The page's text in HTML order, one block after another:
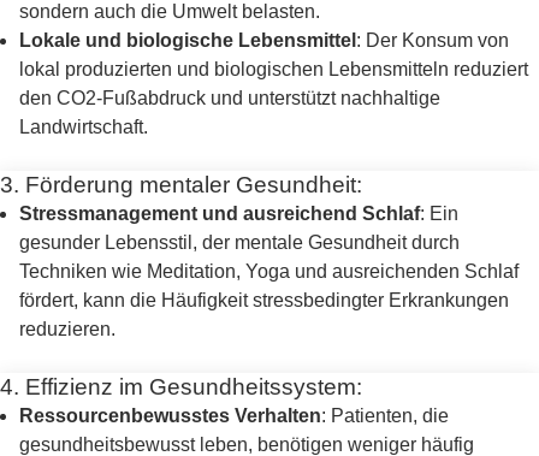
sondern auch die Umwelt belasten.
Lokale und biologische Lebensmittel : Der Konsum von
lokal produzierten und biologischen Lebensmitteln reduziert
den CO2-Fußabdruck und unterstützt nachhaltige
Landwirtschaft.
3. Förderung mentaler Gesundheit:
Stressmanagement und ausreichend Schlaf: Ein
gesunder Lebensstil, der mentale Gesundheit durch
Techniken wie Meditation, Yoga und ausreichenden Schlaf
fördert, kann die Häufigkeit stressbedingter Erkrankungen
reduzieren.
4. Effizienz im Gesundheitssystem:
Ressourcenbewusstes Verhalten: Patienten, die
gesundheitsbewusst leben, benötigen weniger häufig